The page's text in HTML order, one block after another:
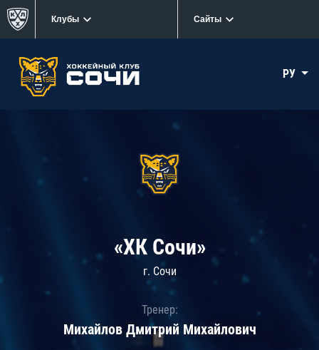
Клубы Сайты
РУ
«ХК Сочи»
г. Сочи
Тренер:
Михайлов Дмитрий Михайлович